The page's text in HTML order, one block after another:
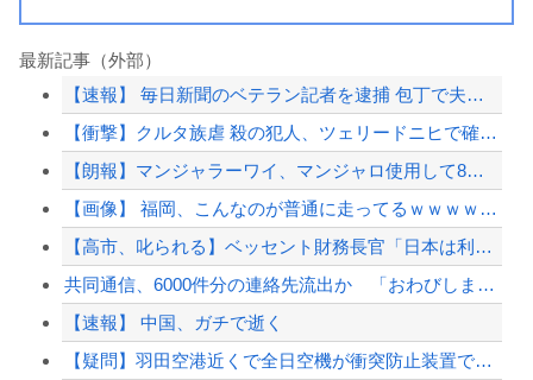
最新記事（外部）
【速報】 毎日新聞のベテラン記者を逮捕 包丁で夫を脅した容疑
【衝撃】クルタ族虐 殺の犯人、ツェリードニヒで確定！クロロの演劇のせいで2人も無...
【朗報】マンジャラーワイ、マンジャロ使用して8週間たった結果
【画像】 福岡、こんなのが普通に走ってるｗｗｗｗｗｗｗｗｗｗｗｗｗｗｗｗ
【高市、叱られる】ベッセント財務長官「日本は利上げして政権は金融・財政政策をとっ...
共同通信、6000件分の連絡先流出か 「おわびします」とラフな軽い謝罪コメントを...
【速報】 中国、ガチで逝く
【疑問】羽田空港近くで全日空機が衝突防止装置で作動回避。これで「ニアミスではない...